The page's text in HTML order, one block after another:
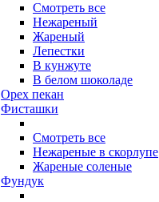
Смотреть все
Нежареный
Жареный
Лепестки
В кунжуте
В белом шоколаде
Орех пекан
Фисташки
Смотреть все
Нежареные в скорлупе
Жареные соленые
Фундук